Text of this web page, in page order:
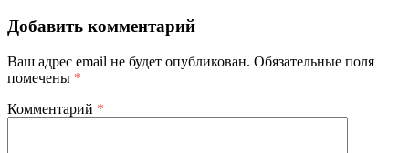
Добавить комментарий
Ваш адрес email не будет опубликован. Обязательные поля
помечены *
Комментарий *